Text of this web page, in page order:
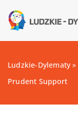
Ludzkie-Dylematy »
Prudent Support